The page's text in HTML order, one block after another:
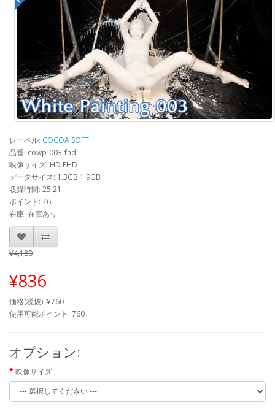
レーベル: COCOA SOFT
品番: cowp-003-fhd
映像サイズ: HD FHD
データサイズ: 1.3GB 1.9GB
収録時間: 25:21
ポイント: 76
在庫: 在庫あり
¥4,180
¥836
価格(税抜): ¥760
使用可能ポイント: 760
オプション:
映像サイズ